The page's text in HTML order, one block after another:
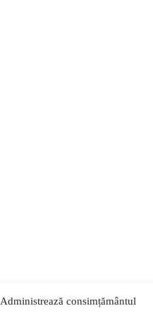
Administrează consimțământul